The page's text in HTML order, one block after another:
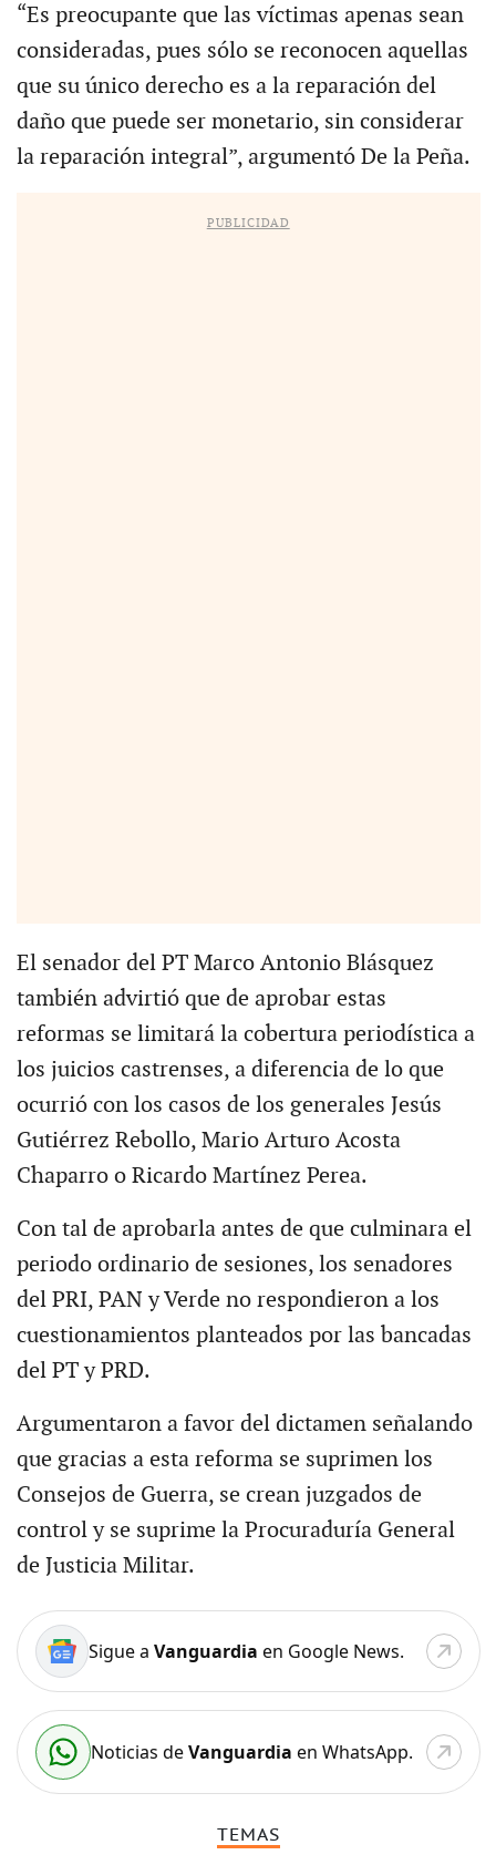
“Es preocupante que las víctimas apenas sean
consideradas, pues sólo se reconocen aquellas
que su único derecho es a la reparación del
daño que puede ser monetario, sin considerar
la reparación integral”, argumentó De la Peña.
PUBLICIDAD
El senador del PT Marco Antonio Blásquez
también advirtió que de aprobar estas
reformas se limitará la cobertura periodística a
los juicios castrenses, a diferencia de lo que
ocurrió con los casos de los generales Jesús
Gutiérrez Rebollo, Mario Arturo Acosta
Chaparro o Ricardo Martínez Perea.
Con tal de aprobarla antes de que culminara el
periodo ordinario de sesiones, los senadores
del PRI, PAN y Verde no respondieron a los
cuestionamientos planteados por las bancadas
del PT y PRD.
Argumentaron a favor del dictamen señalando
que gracias a esta reforma se suprimen los
Consejos de Guerra, se crean juzgados de
control y se suprime la Procuraduría General
de Justicia Militar.
Sigue a Vanguardia en Google News.
Noticias deVanguardia en WhatsApp.
TEMAS